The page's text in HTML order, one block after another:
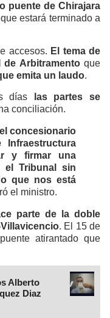
puente de Chirajara
estará terminado a
accesos. El tema de
de Arbitramentoque
emita un laudo.
días
las partes se
conciliación.
concesionario
y firmar una
el Tribunal sin
que nos está
el ministro.
parte de la doble
. El 15 de
atirantado que
Alberto
Diaz